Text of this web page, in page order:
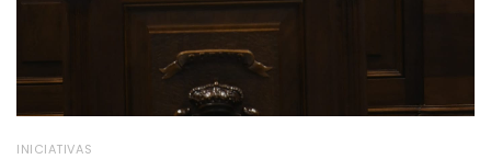
INICIATIVAS